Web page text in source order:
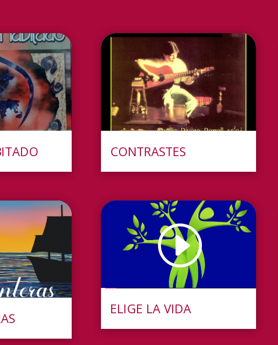
CONTRASTES
ELIGE LA VIDA